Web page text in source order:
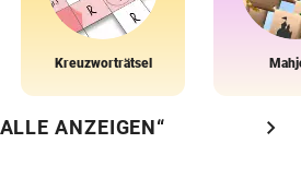
Kreuzworträtsel
ANZEIGEN“ chevron_right